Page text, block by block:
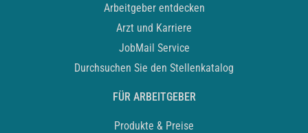
Arbeitgeber entdecken
Arzt und Karriere
JobMail Service
Durchsuchen Sie den Stellenkatalog
FÜR ARBEITGEBER
Produkte & Preise